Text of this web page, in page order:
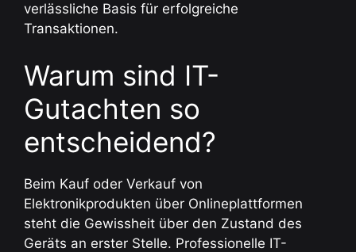
verlässliche Basis für erfolgreiche
Transaktionen.
Warum sind IT-
Gutachten so
entscheidend?
Beim Kauf oder Verkauf von
Elektronikprodukten über Onlineplattformen
steht die Gewissheit über den Zustand des
Geräts an erster Stelle. Professionelle IT-